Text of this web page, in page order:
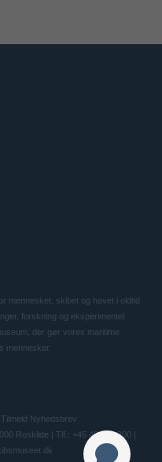
mennesket, skibet og havet i oldtid
forskning og eksperimentel
der gør vores maritime
mennesker.
Tilmeld Nyhedsbrev
Roskilde | Tlf.: +45 46 300 200 |